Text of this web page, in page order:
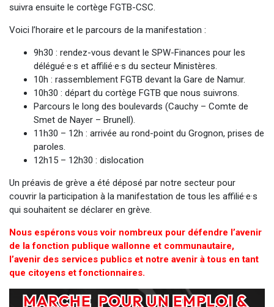
suivra ensuite le cortège FGTB-CSC.
Voici l’horaire et le parcours de la manifestation :
9h30 : rendez-vous devant le SPW-Finances pour les
délégué·e·s et affilié·e·s du secteur Ministères.
10h : rassemblement FGTB devant la Gare de Namur.
10h30 : départ du cortège FGTB que nous suivrons.
Parcours le long des boulevards (Cauchy – Comte de
Smet de Nayer – Brunell).
11h30 – 12h : arrivée au rond-point du Grognon, prises de
paroles.
12h15 – 12h30 : dislocation
Un préavis de grève a été déposé par notre secteur pour
couvrir la participation à la manifestation de tous les affilié·e·s
qui souhaitent se déclarer en grève.
Nous espérons vous voir nombreux pour défendre l’avenir
de la fonction publique wallonne et communautaire,
l’avenir des services publics et notre avenir à tous en tant
que citoyens et fonctionnaires.